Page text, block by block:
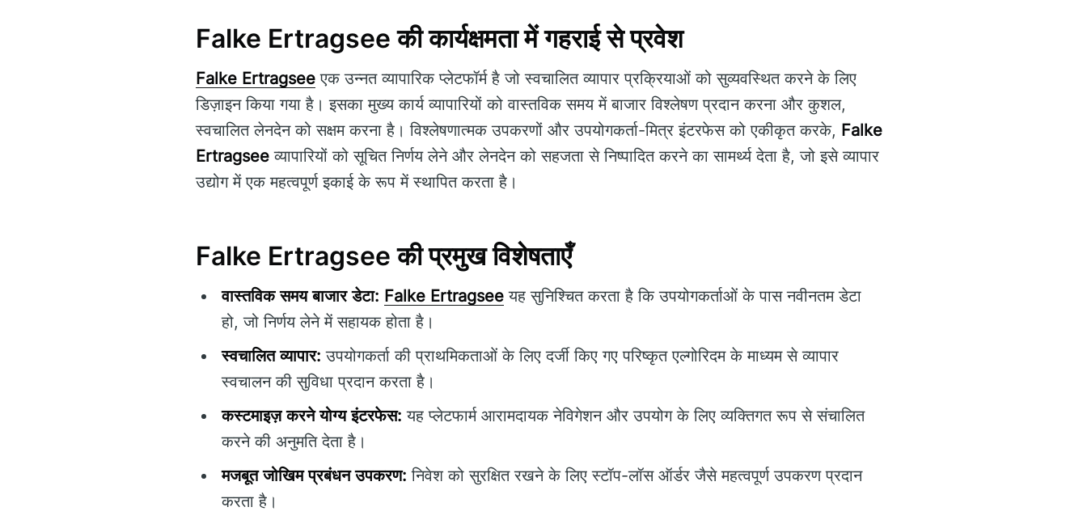
Falke Ertragsee की कार्यक्षमता में गहराई से प्रवेश
Falke Ertragsee एक उन्नत व्यापारिक प्लेटफॉर्म है जो स्वचालित व्यापार प्रक्रियाओं को सुव्यवस्थित करने के लिए
डिज़ाइन किया गया है। इसका मुख्य कार्य व्यापारियों को वास्तविक समय में बाजार विश्लेषण प्रदान करना और कुशल,
स्वचालित लेनदेन को सक्षम करना है। विश्लेषणात्मक उपकरणों और उपयोगकर्ता-मित्र इंटरफेस को एकीकृत करके, Falke
Ertragsee व्यापारियों को सूचित निर्णय लेने और लेनदेन को सहजता से निष्पादित करने का सामर्थ्य देता है, जो इसे व्यापार
उद्योग में एक महत्वपूर्ण इकाई के रूप में स्थापित करता है।
Falke Ertragsee की प्रमुख विशेषताएँ
वास्तविक समय बाजार डेटा: Falke Ertragsee यह सुनिश्चित करता है कि उपयोगकर्ताओं के पास नवीनतम डेटा
हो, जो निर्णय लेने में सहायक होता है।
स्वचालित व्यापार: उपयोगकर्ता की प्राथमिकताओं के लिए दर्जी किए गए परिष्कृत एल्गोरिदम के माध्यम से व्यापार
स्वचालन की सुविधा प्रदान करता है।
कस्टमाइज़ करने योग्य इंटरफेस: यह प्लेटफार्म आरामदायक नेविगेशन और उपयोग के लिए व्यक्तिगत रूप से संचालित
करने की अनुमति देता है।
मजबूत जोखिम प्रबंधन उपकरण: निवेश को सुरक्षित रखने के लिए स्टॉप-लॉस ऑर्डर जैसे महत्वपूर्ण उपकरण प्रदान
करता है।